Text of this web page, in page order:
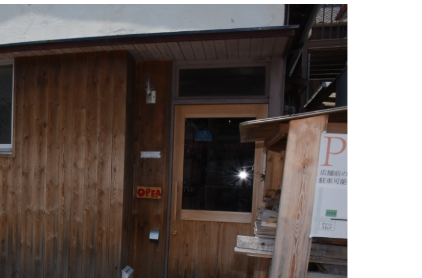
住まい
市町村を探す
移住者インタビュー
動画
地域おこし協力隊